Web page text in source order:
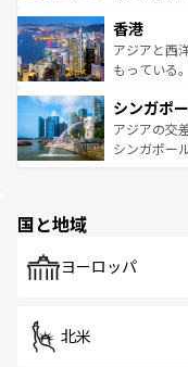
とつ。フォ
ひ現地で味
が旅行者を
参照してほし
の活気が交
帯で自然と
いビーチで
激する。気
が待ってい
た文化、そ
香港
アジアと西
もっている
み、どこを
ており、効
うな絶景か
シンガポ
アジアの交
シンガポー
で、ホーカ
国と地域
ヨーロッパ
北米